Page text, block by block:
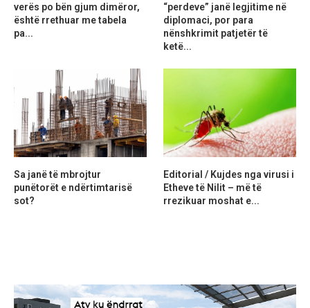
verës po bën gjum dimëror,
është rrethuar me tabela
pa...
“perdeve” janë legjitime në
diplomaci, por para
nënshkrimit patjetër të
ketë...
Sa janë të mbrojtur
punëtorët e ndërtimtarisë
sot?
Editorial / Kujdes nga virusi i
Etheve të Nilit – më të
rrezikuar moshat e...